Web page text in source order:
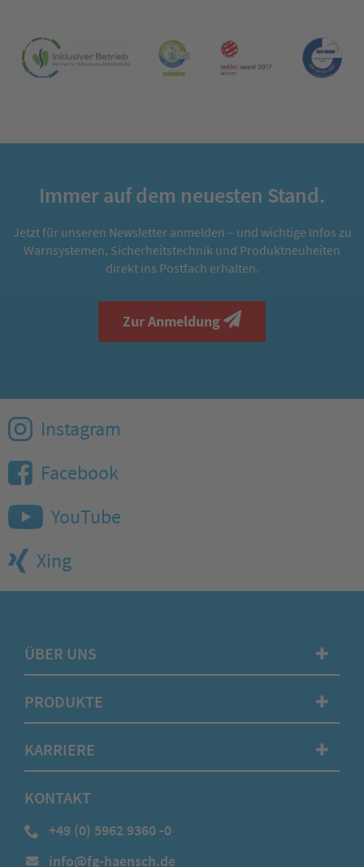
Immer auf dem neuesten Stand.
Jetzt für unseren Newsletter anmelden – und wichtige Infos zu
Warnsystemen, Sicherheitstechnik und Produktneuheiten
direkt ins Postfach erhalten.
Zur Anmeldung
Instagram
Facebook
YouTube
Xing
ÜBER UNS ✚
PRODUKTE ✚
KARRIERE ✚
KONTAKT
+49 (0) 5962 9360 -0
info@fg-haensch.de